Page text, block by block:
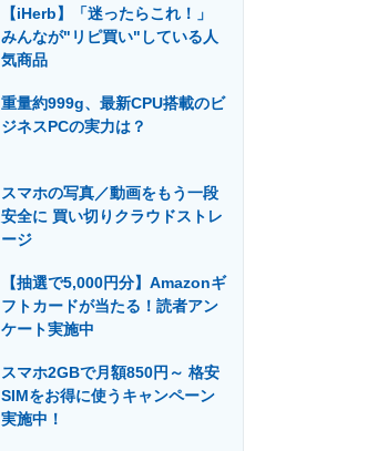
マーケ×ITの今がよく分かる
建設×テクノロジーの最前線
【iHerb】「迷ったらこれ！」
みんなが"リピ買い"している人
気商品
重量約999g、最新CPU搭載のビ
ジネスPCの実力は？
スマホの写真／動画をもう一段
安全に 買い切りクラウドストレ
ージ
【抽選で5,000円分】Amazonギ
フトカードが当たる！読者アン
ケート実施中
スマホ2GBで月額850円～ 格安
SIMをお得に使うキャンペーン
実施中！